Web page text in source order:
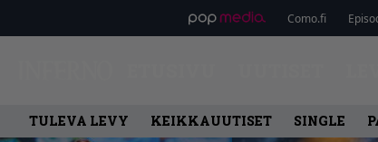
Como.fi
TULEVA LEVY KEIKKAUUTISET SINGLE